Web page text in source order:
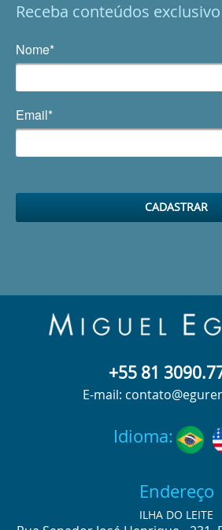
Receba conteúdos
Nome*
Email*
+55 81
E-mail:
Idioma:
Endereço
ILHA DO LEITE